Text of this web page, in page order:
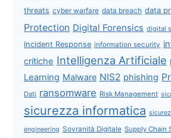
threats cyber warfare data breach data
Protection Digital Forensics digital
Incident Response information security
critiche Intelligenza Artificiale
Learning Malware NIS2 phishing
Dati ransomware Risk Management
sicurezza informatica
engineering Sovranità Digitale Supply Chain